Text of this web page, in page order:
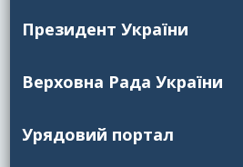
Президент України
Верховна Рада України
Урядовий портал